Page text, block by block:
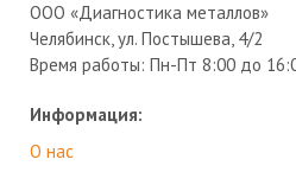
ООО «Диагностика металлов»
Челябинск, ул. Постышева, 4/2
Время работы: Пн-Пт 8:00 до
Информация:
О нас